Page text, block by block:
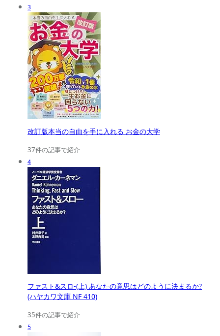
3
改訂版本当の自由を手に入れる お金の大学
37件の記事で紹介
4
ファスト&スロ-(上) あなたの意思はどのように決まるか?
(ハヤカワ文庫 NF 410)
35件の記事で紹介
5